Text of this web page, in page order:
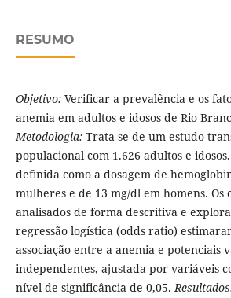
RESUMO
Objetivo:Verificar a prevalência e os
anemia em adultos e idosos de Rio
Metodologia:Trata-se de um estudo
populacional com 1.626 adultos e
definida como a dosagem de
mulheres e de 13 mg/dl em homens. Os
analisados de forma descritiva e
regressão logística (odds ratio)
associação entre a anemia e potenciais
independentes, ajustada por variáveis
nível de significância de 0,05.